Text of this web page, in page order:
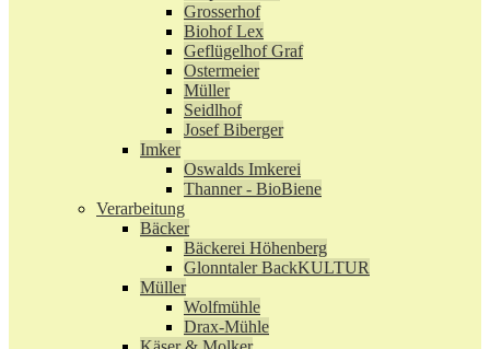
Grosserhof
Biohof Lex
Geflügelhof Graf
Ostermeier
Müller
Seidlhof
Josef Biberger
Imker
Oswalds Imkerei
Thanner - BioBiene
Verarbeitung
Bäcker
Bäckerei Höhenberg
Glonntaler BackKULTUR
Müller
Wolfmühle
Drax-Mühle